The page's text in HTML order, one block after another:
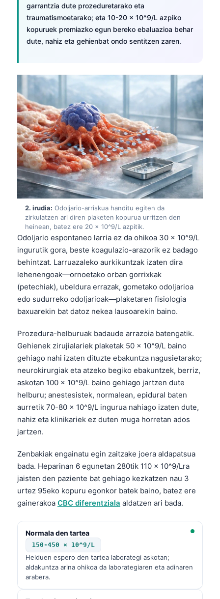
garrantzia dute prozeduretarako eta
traumatismoetarako; eta 10-20 × 10^9/L azpiko
kopuruek premiazko egun bereko ebaluazioa behar
dute, nahiz eta gehienbat ondo sentitzen zaren.
2. irudia: Odoljario-arriskua handitu egiten da
zirkulatzen ari diren plaketen kopurua urritzen den
heinean, batez ere 20 × 10^9/L azpitik.
Odoljario espontaneo larria ez da ohikoa 30 × 10^9/L
ingurutik gora, beste koagulazio-arazorik ez badago
behintzat. Larruazaleko aurkikuntzak izaten dira
lehenengoak—ornoetako orban gorrixkak
(petechiak), ubeldura errazak, gometako odoljarioa
edo sudurreko odoljarioak—plaketaren fisiologia
baxuarekin bat datoz nekea lausoarekin baino.
Prozedura-helburuak badaude arrazoia batengatik.
Gehienek zirujialariek plaketak 50 × 10^9/L baino
gehiago nahi izaten dituzte ebakuntza nagusietarako;
neurokirurgiak eta atzeko begiko ebakuntzek, berriz,
askotan 100 × 10^9/L baino gehiago jartzen dute
helburu; anestesistek, normalean, epidural baten
aurretik 70-80 × 10^9/L ingurua nahiago izaten dute,
nahiz eta klinikariek ez duten muga horretan ados
jartzen.
Zenbakiak engainatu egin zaitzake joera aldapatsua
bada. Heparinan 6 egunetan 280tik 110 × 10^9/Lra
jaisten den paziente bat gehiago kezkatzen nau 3
urtez 95eko kopuru egonkor batek baino, batez ere
gainerakoa CBC diferentziala aldatzen ari bada.
Normala den tartea
150-450 × 10^9/L
Helduen espero den tartea laborategi askotan;
aldakuntza arina ohikoa da laborategiaren eta adinaren
arabera.